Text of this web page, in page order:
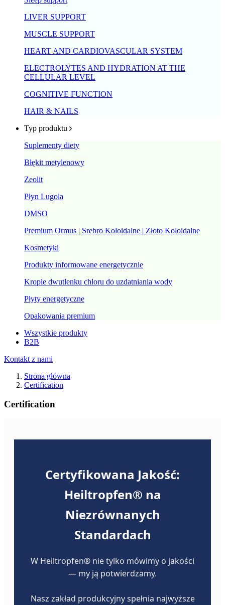
LIVER SUPPORT
MUSCLE SUPPORT
HEART AND CARDIOVASCULAR SYSTEM
ELECTROLYTES AND HYDRATION AT THE
CELLULAR LEVEL
COGNITIVE FUNCTION
HAIR & NAILS
Typ produktu
Suplementy diety
Błękit metylenowy
Zeolit
Płyn Lugola
DMSO
Premium Ormus | Srebro Koloidalne | Złoto Koloidalne
Kosmetyki
Produkty informowane energetycznie
Krople dwutlenku chloru do uzdatniania wody
Płyty energetyczne
Opakowania premium
Wszystkie produkty
B2B
Kontakt z nami
Strona główna
Certification
Certification
Certyfikowana Jakość:
Heiltropfen®️ na
Niezrównanych
Standardach
W Heiltropfen®️ nie tylko mówimy o jakości
— my ją potwierdzamy.
Nasz zakład produkcyjny spełnia najwyższe